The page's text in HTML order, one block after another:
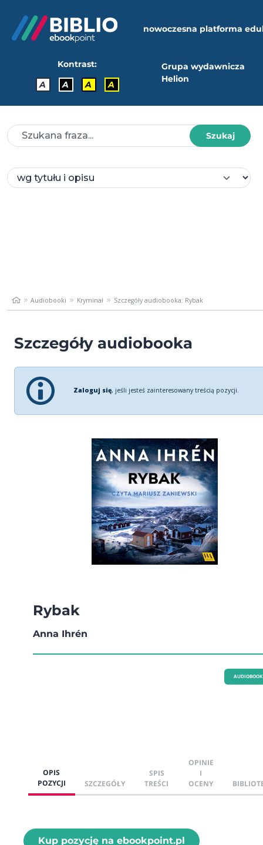
nowoczesna platforma
Kontrast:
A
A A A
Grupa wydawnicza
Helion
Szukaj
Audiobooki Kryminał Szczegóły audiobooka: Rybak
Szczegóły audiobooka
Zaloguj się, jeśli jesteś zainteresowany treścią pozycji.
Rybak
Anna Ihrén
AUDIOBOOK
OPIS
POZYCJI
SZCZEGÓŁY
SPIS
TREŚCI
OPINIE
I
OCENY
Kup pozycję na ebookpoint.pl